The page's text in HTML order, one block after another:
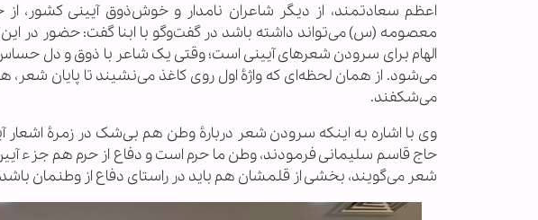
اعظم سعادتمند، از دیگر شاعران نامدار و خوش‌ذوق آیینی
معصومه (س) می‌تواند داشته باشد در گفت‌وگو با ابنا گفت: حضور در
الهام برای سرودن شعرهای آیینی است؛ وقتی یک شاعر با ذوق و دل
می‌شود. از همان لحظه‌ای که واژۀ اول روی کاغذ می‌نشیند تا پایان
می‌شکفند.
وی با اشاره به اینکه سرودن شعر دربارۀ وطن هم بی‌شک در زمرۀ اشعار
حاج قاسم سلیمانی فرمودند، وطن ما حرم است و دفاع از حرم هم جزء
شعر می‌گویند، بخشی از قلمشان هم باید در راستای دفاع از وطنمان